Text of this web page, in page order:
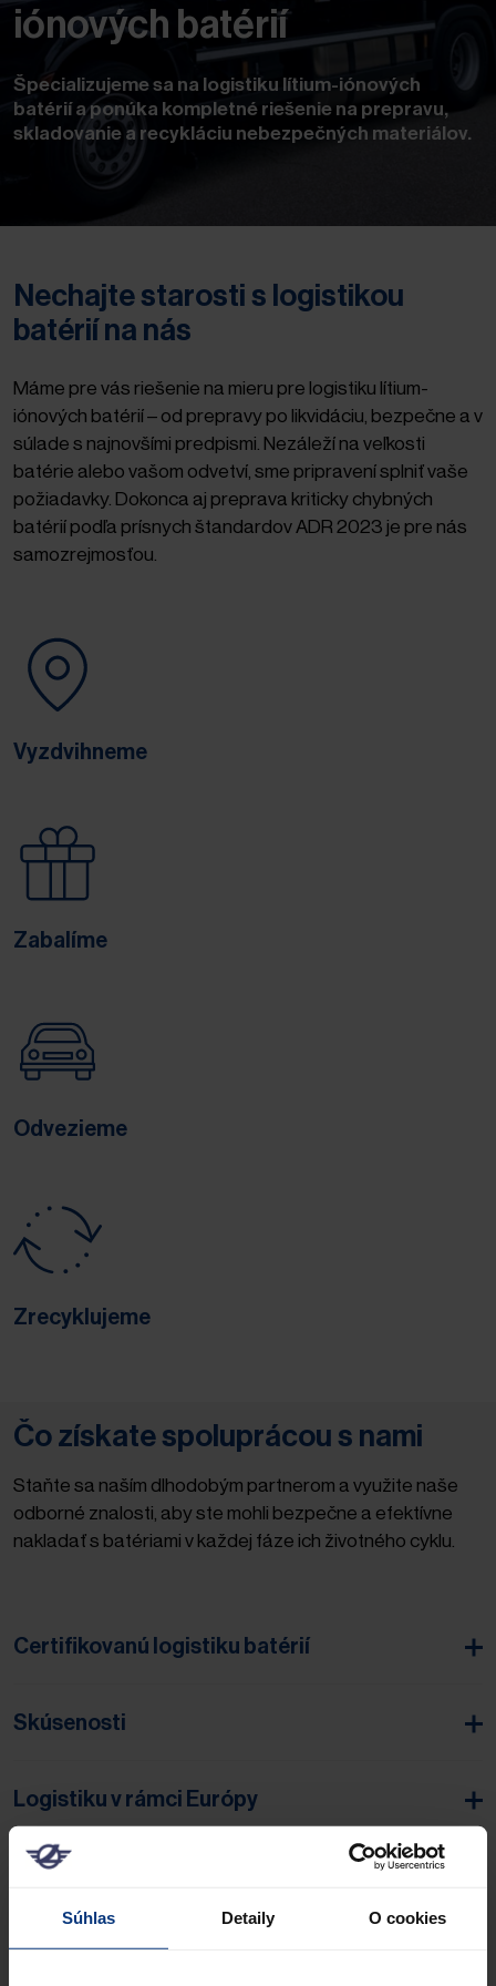
Súhlas Detaily O cookies
iónových batérií
Špecializujeme sa na logistiku lítium-iónových
batérií a ponúka kompletné riešenie na prepravu,
skladovanie a recykláciu nebezpečných materiálov.
Nechajte starosti s logistikou
batérií na nás
Máme pre vás riešenie na mieru pre logistiku lítium-
iónových batérií – od prepravy po likvidáciu, bezpečne a v
súlade s najnovšími predpismi. Nezáleží na veľkosti
batérie alebo vašom odvetví, sme pripravení splniť vaše
požiadavky. Dokonca aj preprava kriticky chybných
batérií podľa prísnych štandardov ADR 2023 je pre nás
samozrejmosťou.
Vyzdvihneme
Zabalíme
Odvezieme
Zrecyklujeme
Čo získate spoluprácou s nami
Staňte sa naším dlhodobým partnerom a využite naše
odborné znalosti, aby ste mohli bezpečne a efektívne
nakladať s batériami v každej fáze ich životného cyklu.
Certifikovanú logistiku batérií
Skúsenosti
Logistiku v rámci Európy
Vývoj a inovácie
Odborné konzultácie